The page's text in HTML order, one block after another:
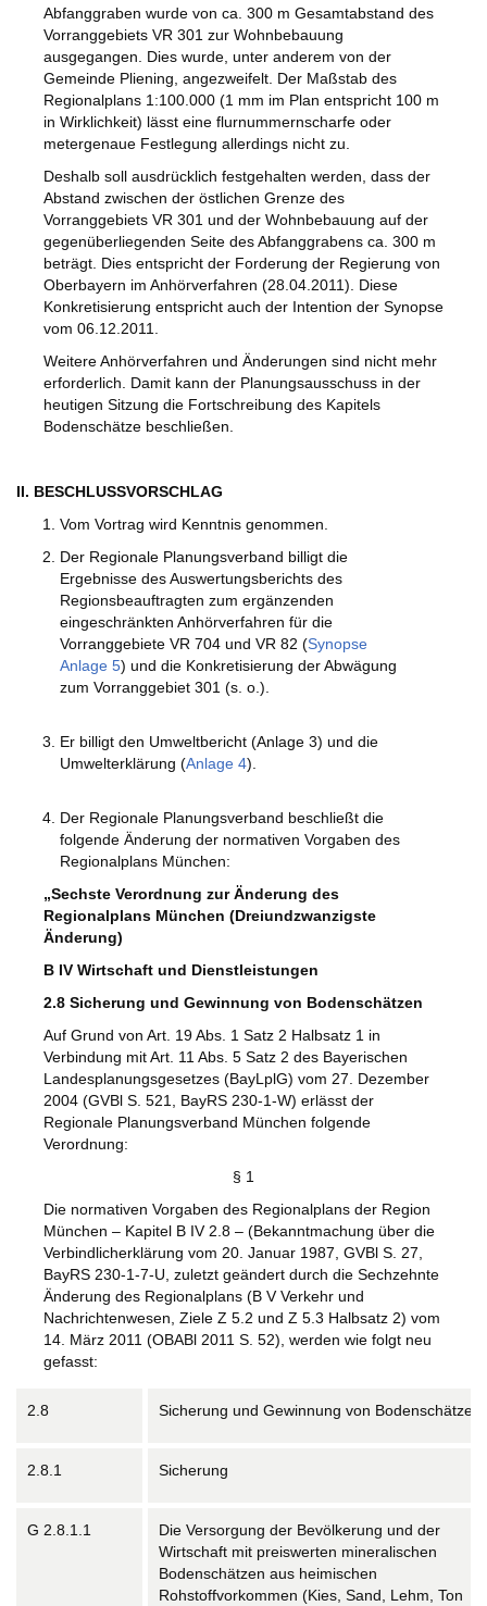
Abfanggraben wurde von ca. 300 m Gesamtabstand des
Vorranggebiets VR 301 zur Wohnbebauung
ausgegangen. Dies wurde, unter anderem von der
Gemeinde Pliening, angezweifelt. Der Maßstab des
Regionalplans 1:100.000 (1 mm im Plan entspricht 100 m
in Wirklichkeit) lässt eine flurnummernscharfe oder
metergenaue Festlegung allerdings nicht zu.
Deshalb soll ausdrücklich festgehalten werden, dass der
Abstand zwischen der östlichen Grenze des
Vorranggebiets VR 301 und der Wohnbebauung auf der
gegenüberliegenden Seite des Abfanggrabens ca. 300 m
beträgt. Dies entspricht der Forderung der Regierung von
Oberbayern im Anhörverfahren (28.04.2011). Diese
Konkretisierung entspricht auch der Intention der Synopse
vom 06.12.2011.
Weitere Anhörverfahren und Änderungen sind nicht mehr
erforderlich. Damit kann der Planungsausschuss in der
heutigen Sitzung die Fortschreibung des Kapitels
Bodenschätze beschließen.
II. BESCHLUSSVORSCHLAG
Vom Vortrag wird Kenntnis genommen.
Der Regionale Planungsverband billigt die
Ergebnisse des Auswertungsberichts des
Regionsbeauftragten zum ergänzenden
eingeschränkten Anhörverfahren für die
Vorranggebiete VR 704 und VR 82 (Synopse
Anlage 5) und die Konkretisierung der Abwägung
zum Vorranggebiet 301 (s. o.).
Er billigt den Umweltbericht (Anlage 3) und die
Umwelterklärung (Anlage 4).
Der Regionale Planungsverband beschließt die
folgende Änderung der normativen Vorgaben des
Regionalplans München:
„Sechste Verordnung zur Änderung des
Regionalplans München (Dreiundzwanzigste
Änderung)
B IV Wirtschaft und Dienstleistungen
2.8 Sicherung und Gewinnung von Bodenschätzen
Auf Grund von Art. 19 Abs. 1 Satz 2 Halbsatz 1 in
Verbindung mit Art. 11 Abs. 5 Satz 2 des Bayerischen
Landesplanungsgesetzes (BayLplG) vom 27. Dezember
2004 (GVBl S. 521, BayRS 230-1-W) erlässt der
Regionale Planungsverband München folgende
Verordnung:
§ 1
Die normativen Vorgaben des Regionalplans der Region
München – Kapitel B IV 2.8 – (Bekanntmachung über die
Verbindlicherklärung vom 20. Januar 1987, GVBl S. 27,
BayRS 230-1-7-U, zuletzt geändert durch die Sechzehnte
Änderung des Regionalplans (B V Verkehr und
Nachrichtenwesen, Ziele Z 5.2 und Z 5.3 Halbsatz 2) vom
14. März 2011 (OBABl 2011 S. 52), werden wie folgt neu
gefasst:
2.8 Sicherung und Gewinnung von Bodenschätze
2.8.1 Sicherung
G 2.8.1.1
Die Versorgung der Bevölkerung und der
Wirtschaft mit preiswerten mineralischen
Bodenschätzen aus heimischen
Rohstoffvorkommen (Kies, Sand, Lehm, Ton